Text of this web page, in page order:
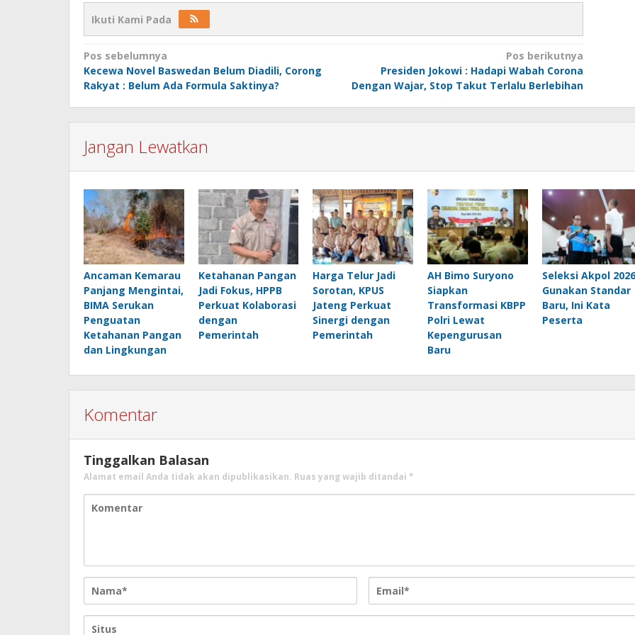
Ikuti Kami Pada
Navigasi
pos
Pos sebelumnya
Kecewa Novel Baswedan Belum Diadili, Corong
Rakyat : Belum Ada Formula Saktinya?
Pos berikutnya
Presiden Jokowi : Hadapi Wabah Corona
Dengan Wajar, Stop Takut Terlalu Berlebihan
Jangan Lewatkan
Ancaman Kemarau
Panjang Mengintai,
BIMA Serukan
Penguatan
Ketahanan Pangan
dan Lingkungan
Ketahanan Pangan
Jadi Fokus, HPPB
Perkuat Kolaborasi
dengan
Pemerintah
Harga Telur Jadi
Sorotan, KPUS
Jateng Perkuat
Sinergi dengan
Pemerintah
AH Bimo Suryono
Siapkan
Transformasi KBPP
Polri Lewat
Kepengurusan
Baru
Seleksi Akpol 2026
Gunakan Standar
Baru, Ini Kata
Peserta
Komentar
Tinggalkan Balasan
Alamat email Anda tidak akan dipublikasikan. Ruas yang wajib ditandai *